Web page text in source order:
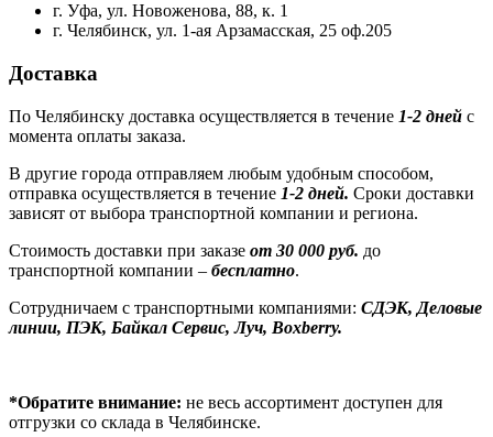
г. Уфа, ул. Новоженова, 88, к. 1
г. Челябинск, ул. 1-ая Арзамасская, 25 оф.205
Доставка
По Челябинску доставка осуществляется в течение 1-2 дней с
момента оплаты заказа.
В другие города отправляем любым удобным способом,
отправка осуществляется в течение 1-2 дней. Сроки доставки
зависят от выбора транспортной компании и региона.
Стоимость доставки при заказе от 30 000 руб. до
транспортной компании – бесплатно.
Сотрудничаем с транспортными компаниями: СДЭК, Деловые
линии, ПЭК, Байкал Сервис, Луч, Boxberry.
*Обратите внимание: не весь ассортимент доступен для
отгрузки со склада в Челябинске.